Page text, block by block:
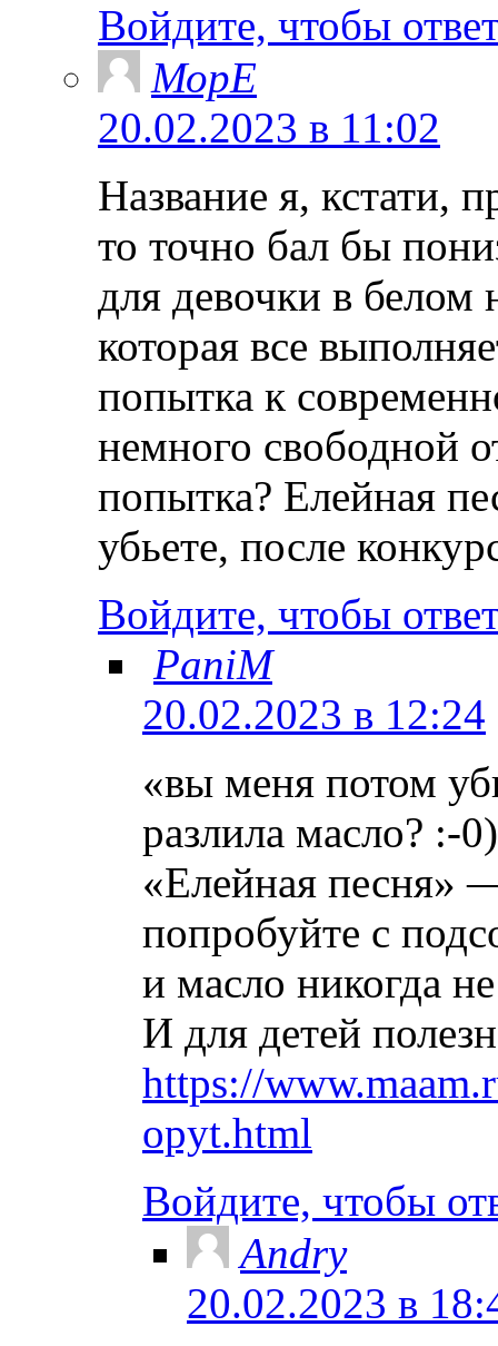
Войдите, чтобы
МорЕ
20.02.2023 в 11:02
Название я, кстати,
то точно бал бы
для девочки в белом
которая все
попытка к
немного свободной
попытка? Елейная
убьете, после
Войдите, чтобы
PaniM
20.02.2023 в 12:24
«вы меня потом
разлила масло? :-
«Елейная песня»
попробуйте с
и масло никогда
И для детей
https://
opyt.html
Войдите, чтобы
Andry
20.02.2023 в